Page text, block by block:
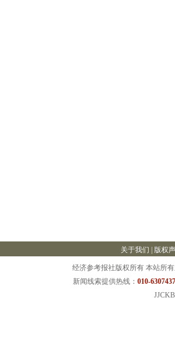
关于我们 版权
经济参考报社版权所有 本站所
新闻线索提供热线： 010-